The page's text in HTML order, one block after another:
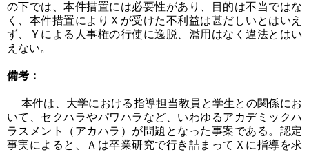
の下では、本件措置には必要性があり、目的は不当ではな
く、本件措置によりＸが受けた不利益は甚だしいとはいえ
ず、Ｙによる人事権の行使に逸脱、濫用はなく違法とはい
えない。
備考：
本件は、大学における指導担当教員と学生との関係にお
いて、セクハラやパワハラなど、いわゆるアカデミックハ
ラスメント（アカハラ）が問題となった事案である。認定
事実によると、Ａは卒業研究で行き詰まってＸに指導を求